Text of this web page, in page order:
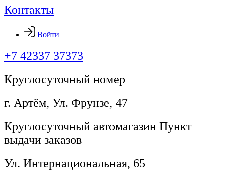
Контакты
Войти
+7 42337 37373
Круглосуточный номер
г. Артём, ​Ул. Фрунзе, 47
Круглосуточный автомагазин Пункт
выдачи заказов
Ул. Интернациональная, 65